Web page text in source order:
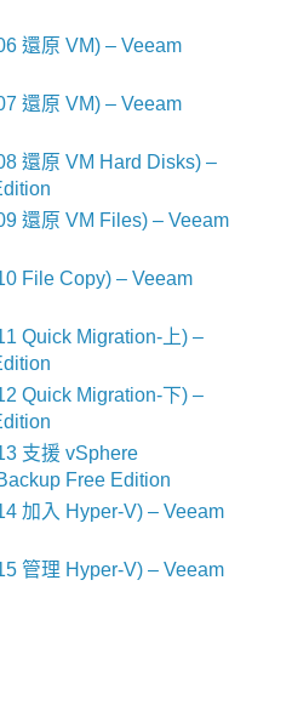
還原 VM) – Veeam
還原 VM) – Veeam
還原 VM Hard Disks) –
還原 VM Files) – Veeam
File Copy) – Veeam
Quick Migration-上) –
Quick Migration-下) –
支援 vSphere
Free Edition
加入 Hyper-V) – Veeam
管理 Hyper-V) – Veeam